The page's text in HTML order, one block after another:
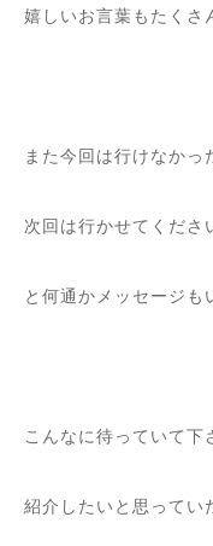
嬉しいお言葉もたくさ
また今回は行けなかっ
次回は行かせてくださ
と何通かメッセージも
こんなに待っていて下
紹介したいと思ってい